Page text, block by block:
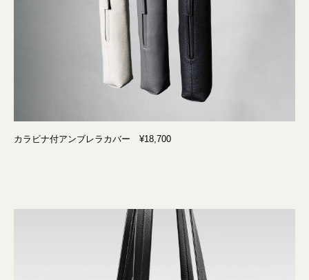
カラビナ付アンブレラカバー ¥18,700